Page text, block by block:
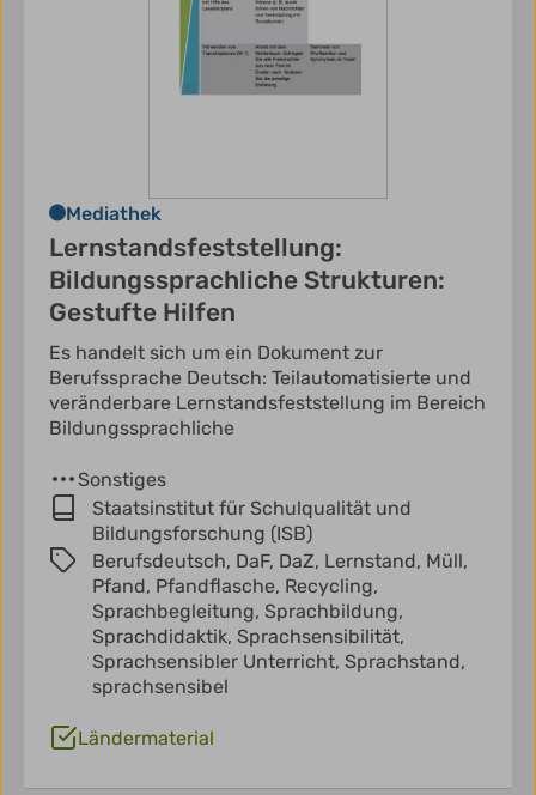
Mediathek
Lernstandsfeststellung:
Bildungssprachliche Strukturen:
Gestufte Hilfen
Es handelt sich um ein Dokument zur
Berufssprache Deutsch: Teilautomatisierte und
veränderbare Lernstandsfeststellung im Bereich
Bildungssprachliche
Sonstiges
Staatsinstitut für Schulqualität und
Bildungsforschung (ISB)
Berufsdeutsch, DaF, DaZ, Lernstand, Müll,
Pfand, Pfandflasche, Recycling,
Sprachbegleitung, Sprachbildung,
Sprachdidaktik, Sprachsensibilität,
Sprachsensibler Unterricht, Sprachstand,
sprachsensibel
Ländermaterial